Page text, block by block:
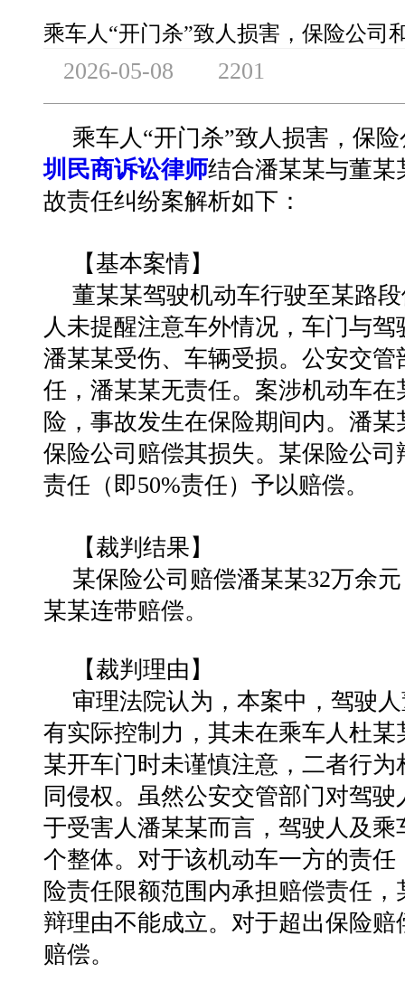
乘车人“开门杀”致人损害，保险公司
2026-05-08 2201
乘车人“开门杀”致人损害，保
圳民商诉讼律师结合潘某某与董某
故责任纠纷案解析如下：
【基本案情】
董某某驾驶机动车行驶至某路
人未提醒注意车外情况，车门与
潘某某受伤、车辆受损。公安交
任，潘某某无责任。案涉机动车
险，事故发生在保险期间内。潘
保险公司赔偿其损失。某保险公
责任（即50%责任）予以赔偿。
【裁判结果】
某保险公司赔偿潘某某32万余
某某连带赔偿。
【裁判理由】
审理法院认为，本案中，驾驶
有实际控制力，其未在乘车人杜
某开车门时未谨慎注意，二者行
同侵权。虽然公安交管部门对驾
于受害人潘某某而言，驾驶人及
个整体。对于该机动车一方的责
险责任限额范围内承担赔偿责任
辩理由不能成立。对于超出保险
赔偿。